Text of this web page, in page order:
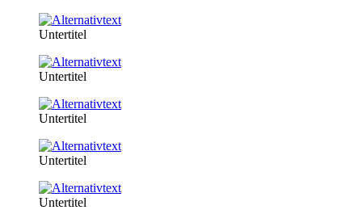
Untertitel
Untertitel
Untertitel
Untertitel
Untertitel